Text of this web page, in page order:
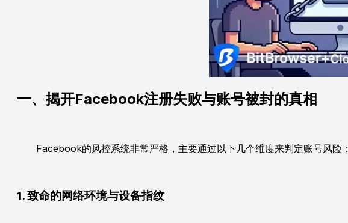
一、揭开Facebook注册失败与账号被封的真相
Facebook的风控系统非常严格，主要通过以下几个维度来判定账号风险：
1. 致命的网络环境与设备指纹